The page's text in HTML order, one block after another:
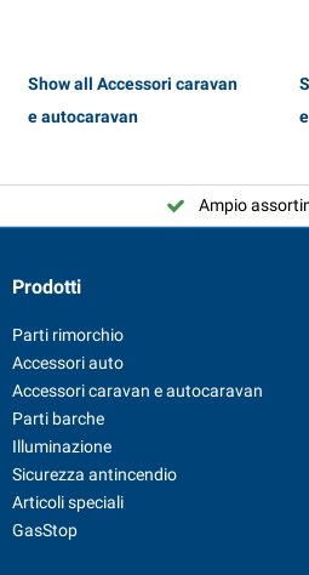
Show all Accessori caravan
e autocaravan
Ampio
Prodotti
Parti rimorchio
Accessori auto
Accessori caravan e autocaravan
Parti barche
Illuminazione
Sicurezza antincendio
Articoli speciali
GasStop